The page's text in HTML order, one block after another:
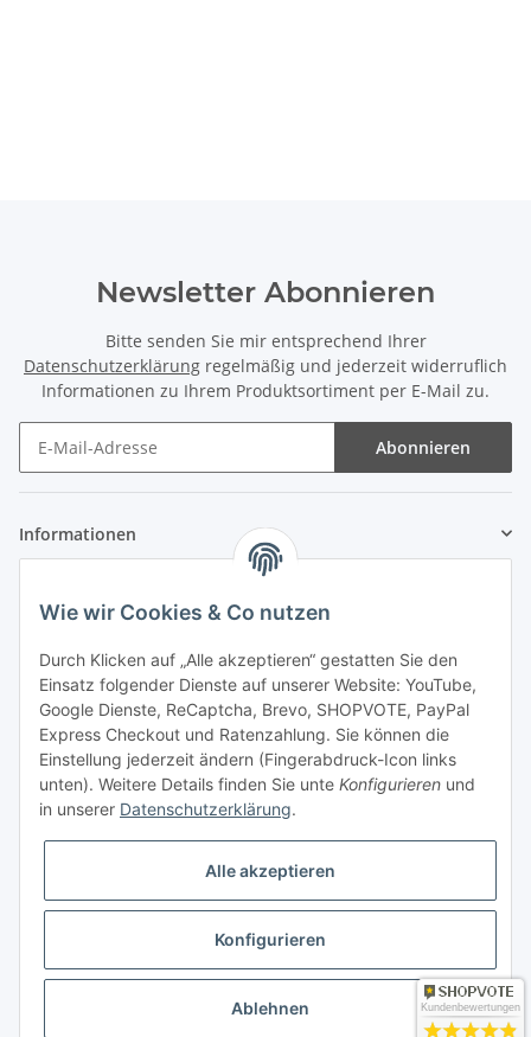
Newsletter Abonnieren
Bitte senden Sie mir entsprechend Ihrer
Datenschutzerklärung regelmäßig und jederzeit widerruflich
Informationen zu Ihrem Produktsortiment per E-Mail zu.
Abonnieren
Informationen
Zahlung & Versand
Mein Konto
* Alle Preise inkl. gesetzlicher USt., zzgl.Versand
Wie wir Cookies & Co nutzen
Durch Klicken auf „Alle akzeptieren“ gestatten Sie den
Einsatz folgender Dienste auf unserer Website: YouTube,
Google Dienste, ReCaptcha, Brevo, SHOPVOTE, PayPal
Express Checkout und Ratenzahlung. Sie können die
Einstellung jederzeit ändern (Fingerabdruck-Icon links
unten). Weitere Details finden Sie unte Konfigurieren und
in unserer Datenschutzerklärung.
Alle akzeptieren
Konfigurieren
Ablehnen Kundenbewertungen